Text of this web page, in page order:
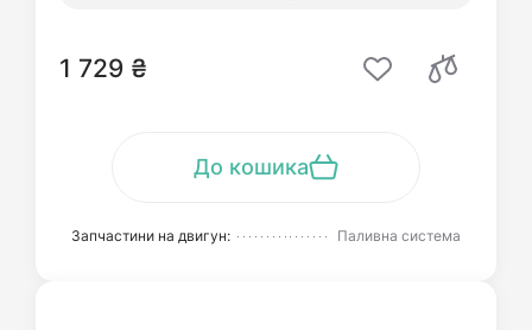
1 729 ₴
До кошика
Запчастини на двигун: Паливна система